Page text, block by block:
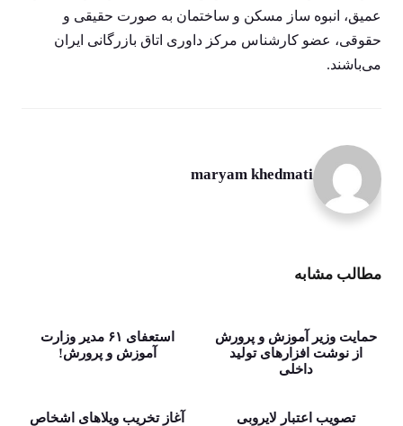
عمیق، انبوه ساز مسکن و ساختمان به صورت حقیقی و
حقوقی، عضو کارشناس مرکز داوری اتاق بازرگانی ایران
می‌باشند.
maryam khedmati
مطالب مشابه
حمایت وزیر آموزش و پرورش
از نوشت افزارهای تولید
داخلی
استعفای ۶۱ مدیر وزارت
آموزش و پرورش!
تصویب اعتبار لایروبی
آغاز تخریب ویلا‌های اشخاص